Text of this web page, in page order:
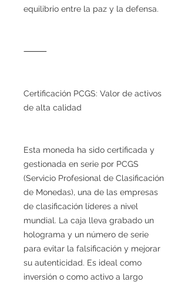
equilibrio entre la paz y la defensa.
⸻
Certificación PCGS: Valor de activos
de alta calidad
Esta moneda ha sido certificada y
gestionada en serie por PCGS
(Servicio Profesional de Clasificación
de Monedas), una de las empresas
de clasificación líderes a nivel
mundial. La caja lleva grabado un
holograma y un número de serie
para evitar la falsificación y mejorar
su autenticidad. Es ideal como
inversión o como activo a largo